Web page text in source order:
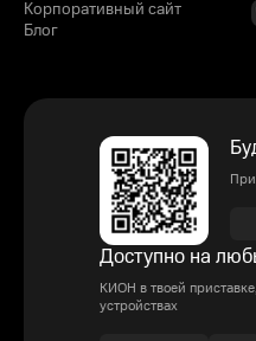
Корпоративный сайт
Блог
Доступно на
КИОН в твоей
устройствах